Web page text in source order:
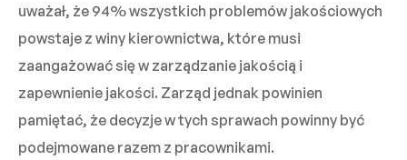
uważał, że 94% wszystkich problemów jakościowych
powstaje z winy kierownictwa, które musi
zaangażować się w zarządzanie jakością i
zapewnienie jakości. Zarząd jednak powinien
pamiętać, że decyzje w tych sprawach powinny być
podejmowane razem z pracownikami.